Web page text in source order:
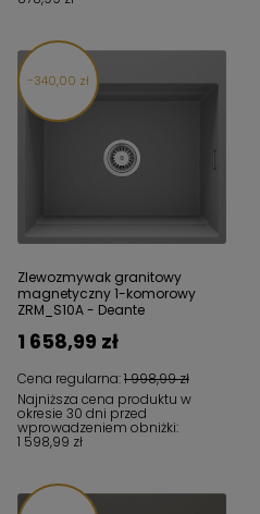
340,00 zł
Zlewozmywak granitowy
magnetyczny 1-komorowy
ZRM_S10A - Deante
Cena regularna:1 998,99 zł
1 658,99 zł
Najniższa cena produktu w
okresie 30 dni przed
wprowadzeniem obniżki:
1 598,99 zł